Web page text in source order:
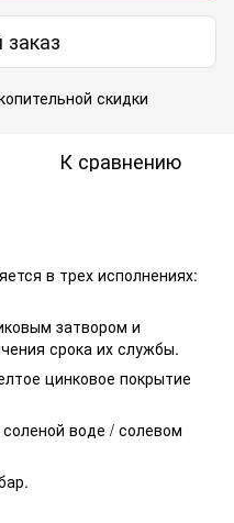
скидки
К сравнению
в трех исполнениях:
затвором и
срока их службы.
цинковое покрытие
воде / солевом